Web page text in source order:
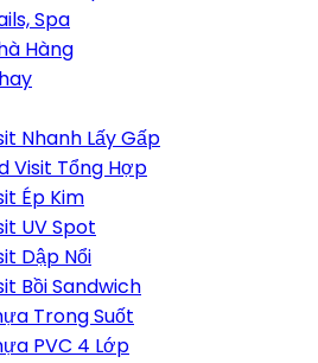
Spa
Hàng
Nhanh Lấy Gấp
Visit Tổng Hợp
Ép Kim
UV Spot
Dập Nổi
Bồi Sandwich
Trong Suốt
PVC 4 Lớp